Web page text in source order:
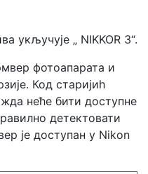
укључује „ NIKKOR З“.
фотоапарата и
Код старијиһ
неће бити доступне
детектовати
је доступан у Nikon